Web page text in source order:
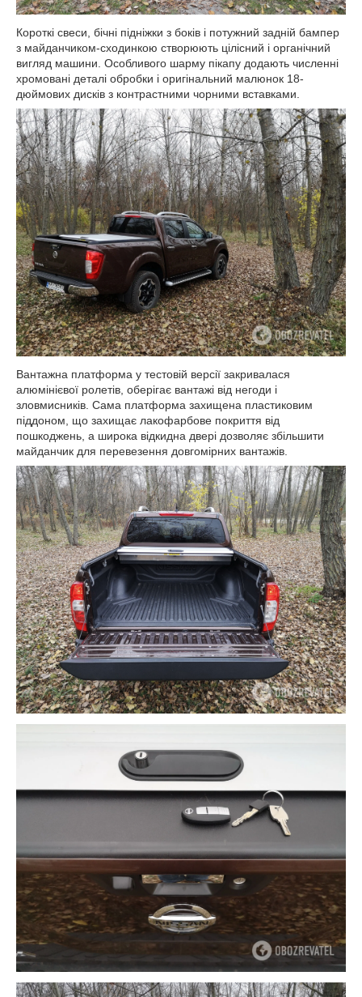
Короткі свеси, бічні підніжки з боків і потужний задній бампер
з майданчиком-сходинкою створюють цілісний і органічний
вигляд машини. Особливого шарму пікапу додають численні
хромовані деталі обробки і оригінальний малюнок 18-
дюймових дисків з контрастними чорними вставками.
Вантажна платформа у тестовій версії закривалася
алюмінієвої ролетів, оберігає вантажі від негоди і
зловмисників. Сама платформа захищена пластиковим
піддоном, що захищає лакофарбове покриття від
пошкоджень, а широка відкидна двері дозволяє збільшити
майданчик для перевезення довгомірних вантажів.